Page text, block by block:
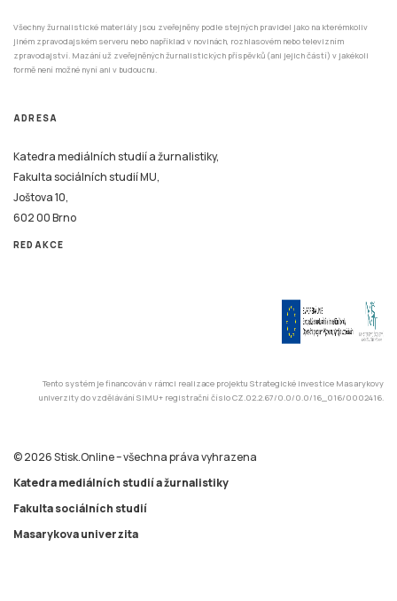
ADRESA
Katedra mediálních studií a žurnalistiky,
Joštova 10,
REDAKCE
Tento systém je financován v rámci realizace projektu Strategické investice Masarykovy
univerzity do vzdělávání SIMU+ registrační číslo CZ.02.2.67/0.0/0.0/16_016/0002416.
Katedra mediálních studií a žurnalistiky